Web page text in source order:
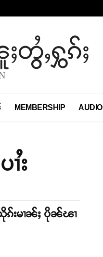
တွႆႇႁွၵ်ႈ
MEMBERSHIP AUDIO
း
သိုၵ်းမၢၼ်ႈ ပိုၼ်ၽၢ